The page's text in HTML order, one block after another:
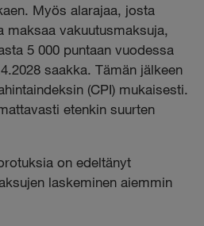
Myös alarajaa, josta
maksaa vakuutusmaksuja,
5 000 puntaan vuodessa
saakka. Tämän jälkeen
(CPI) mukaisesti.
etenkin suurten
on edeltänyt
laskeminen aiemmin